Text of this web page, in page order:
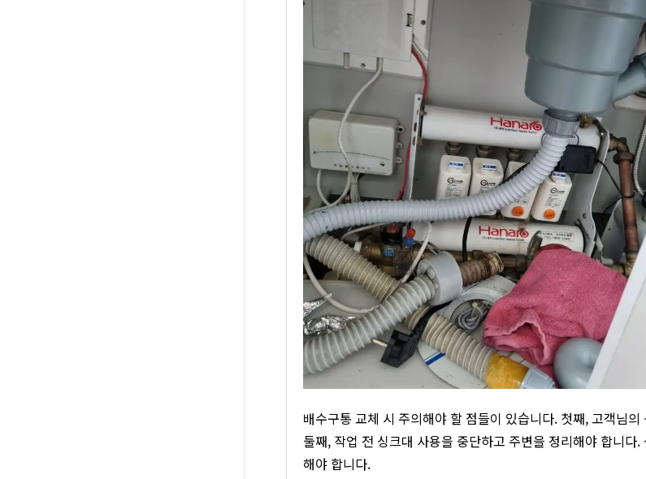
배수구통 교체 시 주의해야 할 점들이 있습니다. 첫째, 고객님
둘째, 작업 전 싱크대 사용을 중단하고 주변을 정리해야 합니
해야 합니다.